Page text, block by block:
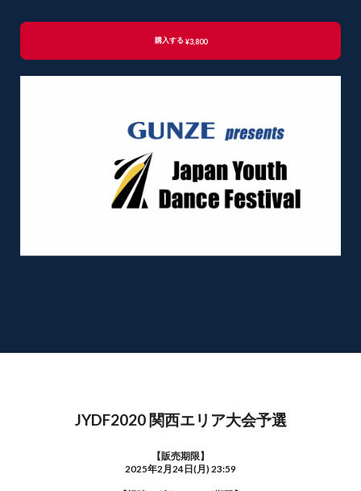
購入する ¥3,800
JYDF2020 関西エリア大会予選
【販売期限】
2025年2月24日(月) 23:59